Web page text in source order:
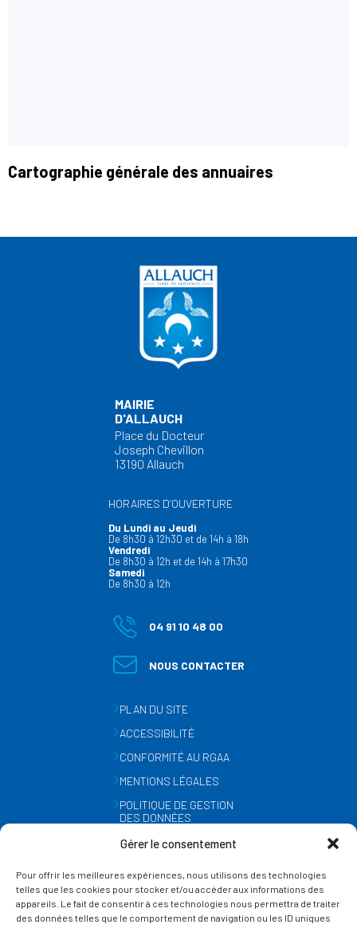
Gérer le consentement
Pour offrir les meilleures expériences, nous utilisons des technologies
telles que les cookies pour stocker et/ou accéder aux informations des
appareils. Le fait de consentir à ces technologies nous permettra de traiter
des données telles que le comportement de navigation ou les ID uniques
Cartographie générale des annuaires
MAIRIE
D'ALLAUCH
Place du Docteur
Joseph Chevillon
13190 Allauch
HORAIRES D’OUVERTURE
Du Lundi au Jeudi
De 8h30 à 12h30 et de 14h à 18h
Vendredi
De 8h30 à 12h et de 14h à 17h30
Samedi
De 8h30 à 12h
04 91 10 48 00
NOUS CONTACTER
PLAN DU SITE
ACCESSIBILITÉ
CONFORMITÉ AU RGAA
MENTIONS LÉGALES
POLITIQUE DE GESTION
DES DONNÉES
GESTION DES COOKIES